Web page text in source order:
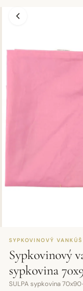
SYPKOVINOVÝ
Sypkovinový
sypkovina
SULPA sypkovina